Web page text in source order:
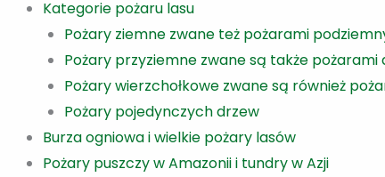
Kategorie pożaru lasu
Pożary ziemne zwane też pożarami
Pożary przyziemne zwane są także pożarami
Pożary wierzchołkowe zwane są również
Pożary pojedynczych drzew
Burza ogniowa i wielkie pożary lasów
Pożary puszczy w Amazonii i tundry w Azji